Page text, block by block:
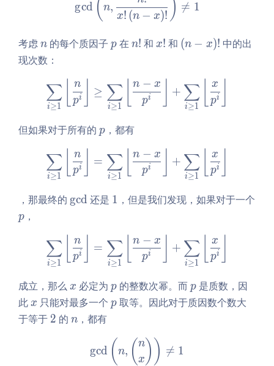
_b
2}
1
gcd ( n,
x! (n − x)! ) 
= 1
考虑n
n 的每个质因子 p
p 在 n!
n! 和 x!
x! 和 \l
(n
x
h
t)!
(n − x)! 中的出
现次数：
\sum\limits_{i \geq
i≥1
∑ pi
n
≥
i≥1
∑ pi
n − x
+
i≥1
∑ pi
x
但如果对于所有的 p
p ，都有
\sum\limits_{i \geq
i≥1
∑ pi
n
=
i≥1
∑ pi
n − x
+
i≥1
∑ pi
x
，那最终的 \g
gcd 还是 1
1 ，但是我们发现，如果对于一个
p
p ，
\sum\limits_{i \geq
i≥1
∑ pi
n
=
i≥1
∑ pi
n − x
+
i≥1
∑ pi
x
成立，那么 x
x 必定为 p
p 的整数次幂。而 p
p 是质数，因
此 x
x 只能对最多一个 p
p 取等。因此对于质因数个数大
于等于 2
2 的 n
n ，都有
\gcd\left(n, \binom
gcd (n, (x
n )) 
= 1